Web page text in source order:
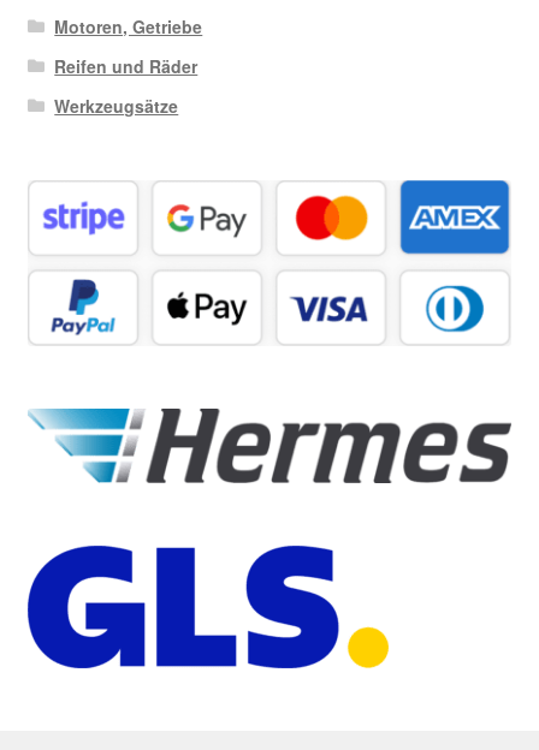
Motoren, Getriebe
Reifen und Räder
Werkzeugsätze